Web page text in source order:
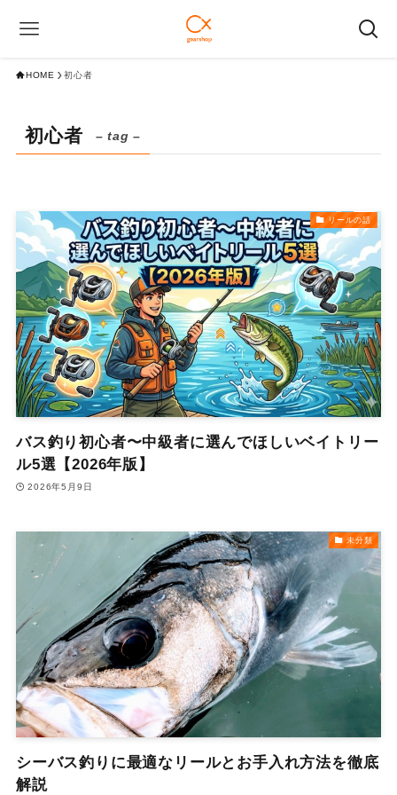
HOME 初心者
初心者 – tag –
リールの話
バス釣り初心者〜中級者に選んでほしいベイトリー
ル5選【2026年版】
2026年5月9日
未分類
シーバス釣りに最適なリールとお手入れ方法を徹底
解説